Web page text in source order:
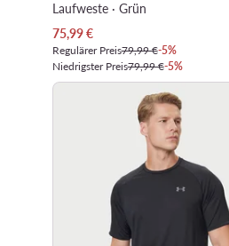
Laufweste · Grün
Aktueller Preis
75,99€
Regulärer Preis79,99 €-5%
Niedrigster Preis79,99 €-5%